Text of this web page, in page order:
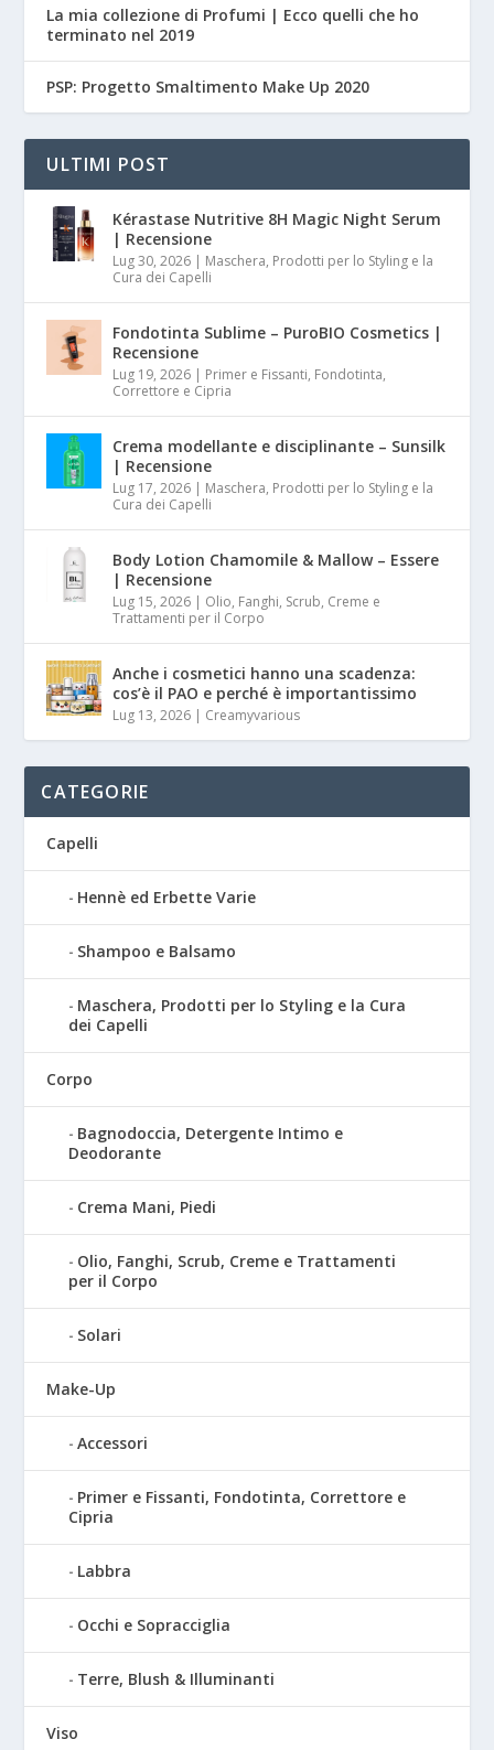
La mia collezione di Profumi | Ecco quelli che ho
terminato nel 2019
PSP: Progetto Smaltimento Make Up 2020
ULTIMI POST
Kérastase Nutritive 8H Magic Night Serum
| Recensione
Lug 30, 2026 | Maschera, Prodotti per lo Styling e la
Cura dei Capelli
Fondotinta Sublime – PuroBIO Cosmetics |
Recensione
Lug 19, 2026 | Primer e Fissanti, Fondotinta,
Correttore e Cipria
Crema modellante e disciplinante – Sunsilk
| Recensione
Lug 17, 2026 | Maschera, Prodotti per lo Styling e la
Cura dei Capelli
Body Lotion Chamomile & Mallow – Essere
| Recensione
Lug 15, 2026 | Olio, Fanghi, Scrub, Creme e
Trattamenti per il Corpo
Anche i cosmetici hanno una scadenza:
cos’è il PAO e perché è importantissimo
Lug 13, 2026 | Creamyvarious
CATEGORIE
Capelli
Hennè ed Erbette Varie
Shampoo e Balsamo
Maschera, Prodotti per lo Styling e la Cura
dei Capelli
Corpo
Bagnodoccia, Detergente Intimo e
Deodorante
Crema Mani, Piedi
Olio, Fanghi, Scrub, Creme e Trattamenti
per il Corpo
Solari
Make-Up
Accessori
Primer e Fissanti, Fondotinta, Correttore e
Cipria
Labbra
Occhi e Sopracciglia
Terre, Blush & Illuminanti
Viso